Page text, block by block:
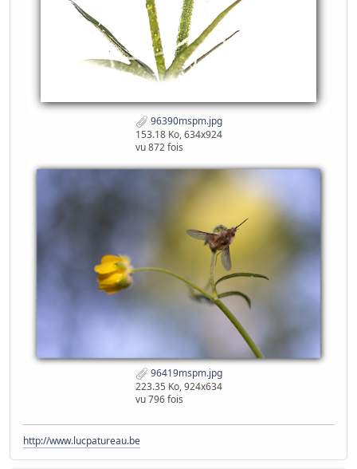
96390mspm.jpg
153.18 Ko, 634x924
vu 872 fois
96419mspm.jpg
223.35 Ko, 924x634
vu 796 fois
http://www.lucpatureau.be